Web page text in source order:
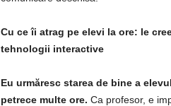
Cu ce îi atrag pe elevi la ore: le
tehnologii interactive
Eu urmăresc starea de bine a
petrece multe ore. Ca profesor, e